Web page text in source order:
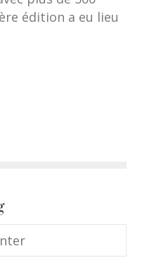
édition a eu lieu